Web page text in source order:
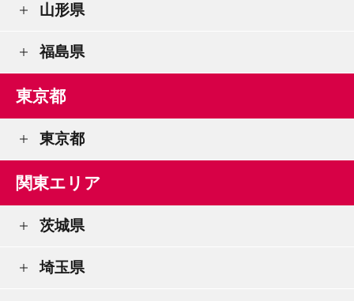
山形県
福島県
東京都
東京都
関東エリア
茨城県
埼玉県